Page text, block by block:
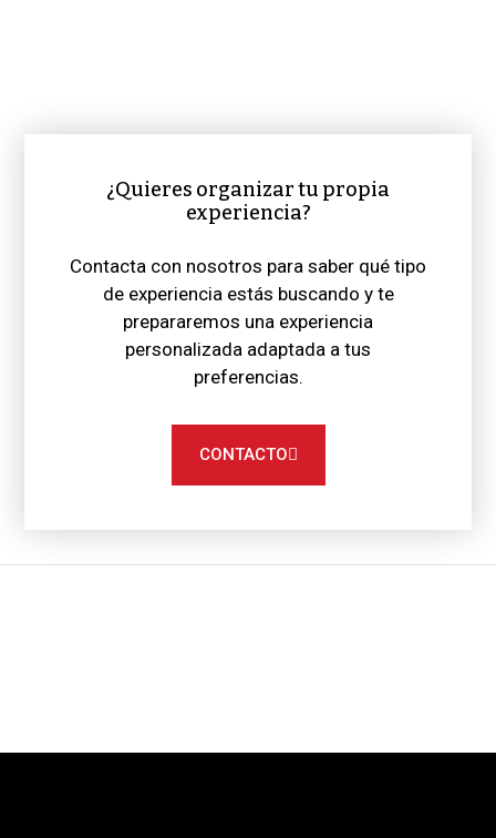
¿Quieres organizar tu propia
experiencia?
Contacta con nosotros para saber qué tipo
de experiencia estás buscando y te
prepararemos una experiencia
personalizada adaptada a tus
preferencias.
CONTACTO